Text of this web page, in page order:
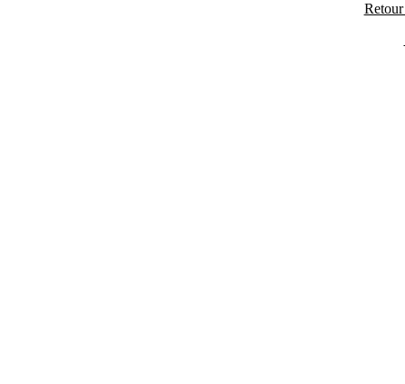
Retour